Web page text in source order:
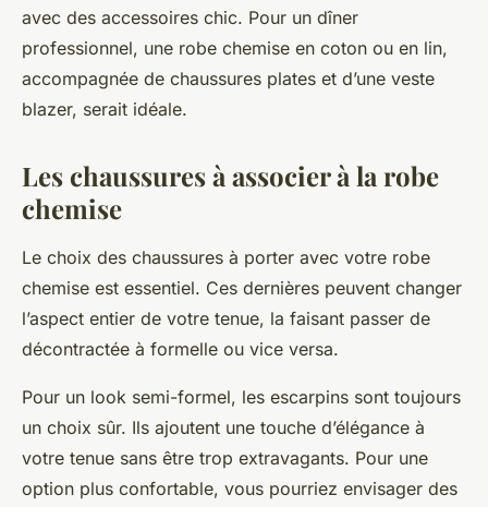
avec des accessoires chic. Pour un dîner
professionnel, une robe chemise en coton ou en lin,
accompagnée de chaussures plates et d’une veste
blazer, serait idéale.
Les chaussures à associer à la robe
chemise
Le choix des chaussures à porter avec votre robe
chemise est essentiel. Ces dernières peuvent changer
l’aspect entier de votre tenue, la faisant passer de
décontractée à formelle ou vice versa.
Pour un look semi-formel, les escarpins sont toujours
un choix sûr. Ils ajoutent une touche d’élégance à
votre tenue sans être trop extravagants. Pour une
option plus confortable, vous pourriez envisager des